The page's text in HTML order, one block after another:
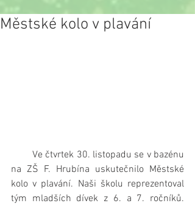
Městské kolo v plavání
na ZŠ F. Hrubína uskutečnilo Městské
kolo v plavání. Naši školu reprezentoval
tým mladších dívek z 6. a 7. ročníků.